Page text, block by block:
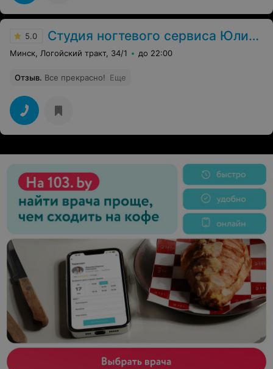
хочу???Даже муж в шоке!!!Видимо, рассчитано на
бабулек, которым всё равно, ведь под платочком не
рекомендую.
5.0 Студия ногтевого сервиса Юлии Ду
Минск, Логойский тракт, 34/1 до 22:00
Отзыв. Все прекрасно! Еще